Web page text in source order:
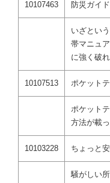
10107463 防災ガイ
いざとい
帯マニュ
に強く破
10107513 ポケット
ポケット
方法が載っ
10103228 ちょっと
騒がしい